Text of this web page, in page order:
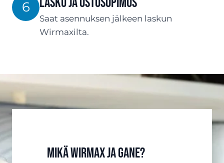
6
Saat asennuksen jälkeen laskun
Wirmaxilta.
Mikä Wirmax ja Gane?